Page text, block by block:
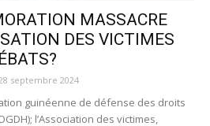
MASSACRE
DES VICTIMES
septembre 2024
guinéenne de défense des droits
l’Association des victimes,